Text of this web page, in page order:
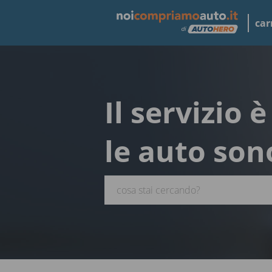
Il servizio
le auto